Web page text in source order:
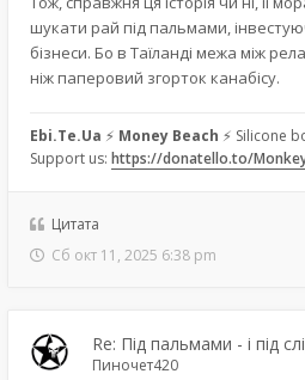
шукати рай під пальмами,
бізнеси. Бо в Таїланді межа між
ніж паперовий згорток канабісу.
Ebi.Te.Ua ⚡ Money Beach ⚡ Silicone
Support us: https://donatello.to/
Цитата
Сб окт 11, 2025 6:38 pm
Re: Під пальмами - і під
Пиночет420